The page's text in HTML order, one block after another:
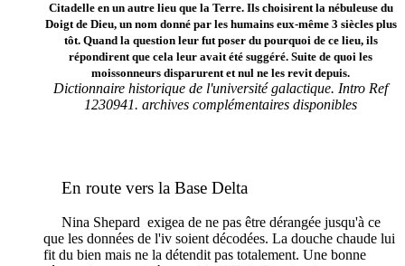
Citadelle en un autre lieu que la Terre. Ils choisirent la nébuleuse du
Doigt de Dieu, un nom donné par les humains eux-même 3 siècles plus
tôt. Quand la question leur fut poser du pourquoi de ce lieu, ils
répondirent que cela leur avait été suggéré. Suite de quoi les
moissonneurs disparurent et nul ne les revit depuis.
Dictionnaire historique de l'université galactique. Intro Ref
1230941. archives complémentaires disponibles
En route vers la Base Delta
Nina Shepard exigea de ne pas être dérangée jusqu'à ce
que les données de l'iv soient décodées. La douche chaude lui
fit du bien mais ne la détendit pas totalement. Une bonne